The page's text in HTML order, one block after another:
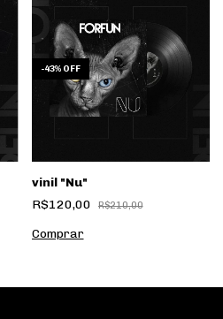
-43% OFF
vinil "Nu"
R$120,00
R$210,00